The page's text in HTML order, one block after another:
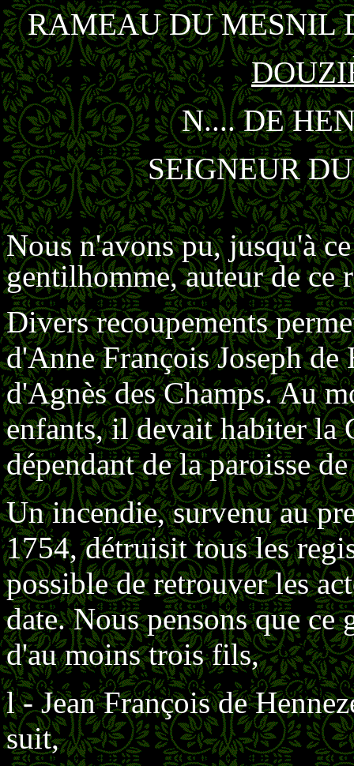
RAMEAU DU MESNIL
N.... DE
SEIGNEUR
Nous n'avons pu, jusqu'à
gentilhomme, auteur de ce
Divers recoupements
d'Anne François Joseph
d'Agnès des Champs. Au
enfants, il devait habiter la
dépendant de la paroisse
Un incendie, survenu au
1754, détruisit tous les
possible de retrouver les
date. Nous pensons que
d'au moins trois fils,
l - Jean François de
suit,